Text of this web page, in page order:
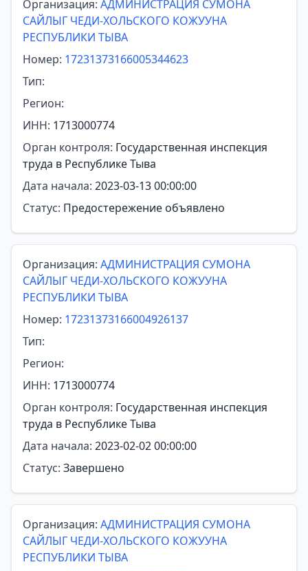
Организация: АДМИНИСТРАЦИЯ СУМОНА
САЙЛЫГ ЧЕДИ-ХОЛЬСКОГО КОЖУУНА
РЕСПУБЛИКИ ТЫВА
Номер: 17231373166005344623
Тип:
Регион:
ИНН: 1713000774
Орган контроля: Государственная инспекция
труда в Республике Тыва
Дата начала: 2023-03-13 00:00:00
Статус: Предостережение объявлено
Организация: АДМИНИСТРАЦИЯ СУМОНА
САЙЛЫГ ЧЕДИ-ХОЛЬСКОГО КОЖУУНА
РЕСПУБЛИКИ ТЫВА
Номер: 17231373166004926137
Тип:
Регион:
ИНН: 1713000774
Орган контроля: Государственная инспекция
труда в Республике Тыва
Дата начала: 2023-02-02 00:00:00
Статус: Завершено
Организация: АДМИНИСТРАЦИЯ СУМОНА
САЙЛЫГ ЧЕДИ-ХОЛЬСКОГО КОЖУУНА
РЕСПУБЛИКИ ТЫВА